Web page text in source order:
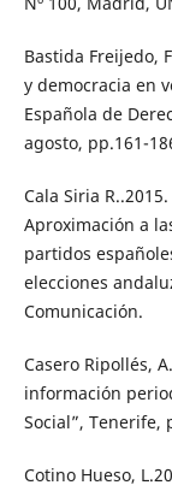
Bastida Freijedo,
y democracia en
Española de
agosto, pp.161-
Cala Siria
Aproximación a
partidos
elecciones
Comunicación.
Casero Ripollés,
información
Social”, Tenerife,
Cotino Hueso,